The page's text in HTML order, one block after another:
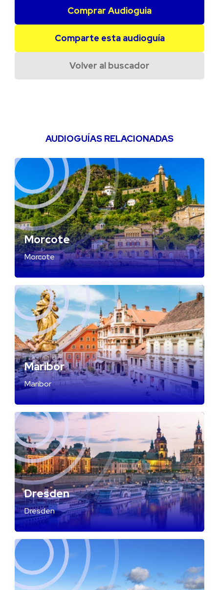
Comprar Audioguia
Comparte esta audioguía
Volver al buscador
AUDIOGUÍAS RELACIONADAS
Morcote
Morcote
Maribor
Maribor
Dresden
Dresden